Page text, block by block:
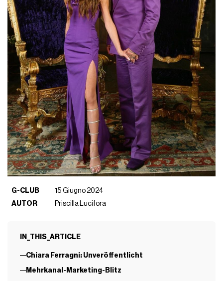
G-CLUB
15 Giugno 2024
AUTOR
Priscilla Lucifora
IN_THIS_ARTICLE
Chiara Ferragni: Unveröffentlicht
Mehrkanal-Marketing-Blitz